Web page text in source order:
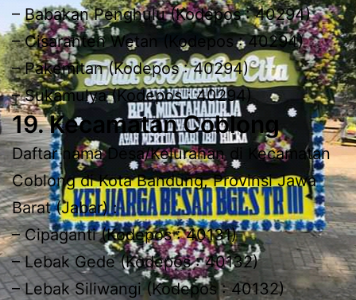
– Babakan Penghulu (Kodepos : 40294)
– Cisaranten Wetan (Kodepos : 40294)
– Pakemitan (Kodepos : 40294)
– Sukamulya (Kodepos : 40294)
19. Kecamatan Coblong
Daftar nama Desa/Kelurahan di Kecamatan
Coblong di Kota Bandung, Provinsi Jawa
Barat (Jabar) :
– Cipaganti (Kodepos : 40131)
– Lebak Gede (Kodepos : 40132)
– Lebak Siliwangi (Kodepos : 40132)